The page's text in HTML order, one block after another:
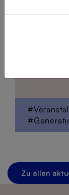
und
unserem
Zu allen